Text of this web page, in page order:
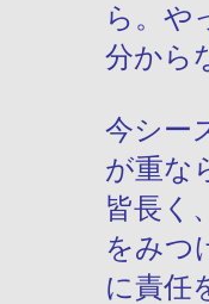
ら。や
分から
今シー
が重な
皆長く
をみつ
に責任